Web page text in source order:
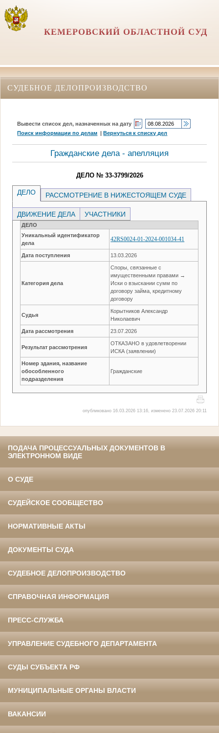
КЕМЕРОВСКИЙ ОБЛАСТНОЙ СУД
СУДЕБНОЕ ДЕЛОПРОИЗВОДСТВО
Вывести список дел, назначенных на дату
Поиск информации по делам |Вернуться к списку дел
Гражданские дела - апелляция
ДЕЛО № 33-3799/2026
ДЕЛО РАССМОТРЕНИЕ В НИЖЕСТОЯЩЕМ СУДЕ
ДВИЖЕНИЕ ДЕЛА УЧАСТНИКИ
ДЕЛО
Уникальный идентификатор
дела
42RS0024-01-2024-001034-41
Дата поступления 13.03.2026
Категория дела
Споры, связанные с
имущественными правами →
Иски о взыскании сумм по
договору займа, кредитному
договору
Судья
Корытников Александр
Николаевич
Дата рассмотрения 23.07.2026
Результат рассмотрения
ОТКАЗАНО в удовлетворении
ИСКА (заявлении)
Номер здания, название
обособленного
подразделения
Гражданские
опубликовано 16.03.2026 13:16, изменено 23.07.2026 20:11
ПОДАЧА ПРОЦЕССУАЛЬНЫХ ДОКУМЕНТОВ В
ЭЛЕКТРОННОМ ВИДЕ
О СУДЕ
СУДЕЙСКОЕ СООБЩЕСТВО
НОРМАТИВНЫЕ АКТЫ
ДОКУМЕНТЫ СУДА
СУДЕБНОЕ ДЕЛОПРОИЗВОДСТВО
СПРАВОЧНАЯ ИНФОРМАЦИЯ
ПРЕСС-СЛУЖБА
УПРАВЛЕНИЕ СУДЕБНОГО ДЕПАРТАМЕНТА
СУДЫ СУБЪЕКТА РФ
МУНИЦИПАЛЬНЫЕ ОРГАНЫ ВЛАСТИ
ВАКАНСИИ